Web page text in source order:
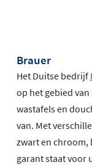
Brauer
Het Duitse bedrijf
op het gebied
wastafels en
van. Met
zwart en chroom,
garant staat voor